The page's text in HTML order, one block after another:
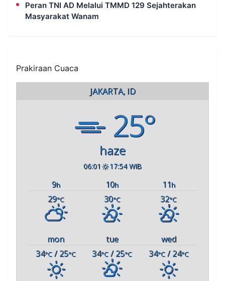
Peran TNI AD Melalui TMMD 129 Sejahterakan
Masyarakat Wanam
Prakiraan Cuaca
JAKARTA, ID
25°
haze
06:01 17:54 WIB
9h 10h 11h
29°C 30°C 32°C
mon tue
wed
34°C / 25°C 34°C / 25°C 34°C/ 24°C